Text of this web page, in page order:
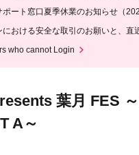
ポート窓口夏季休業のお知らせ（
における安全な取引のお願いと、直
who cannot Login
葉月 FES
A～